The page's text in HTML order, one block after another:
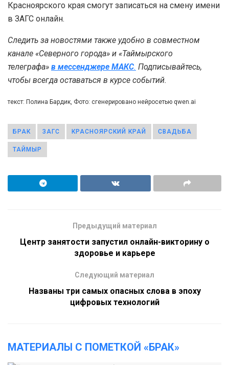
Красноярского края смогут записаться на смену имени
в ЗАГС онлайн.
Следить за новостями также удобно в совместном
канале «Северного города» и «Таймырского
телеграфа» в мессенджере MAКС. Подписывайтесь,
чтобы всегда оставаться в курсе событий.
текст: Полина Бардик, Фото: сгенерировано нейросетью qwen.ai
БРАК ЗАГС КРАСНОЯРСКИЙ КРАЙ СВАДЬБА
ТАЙМЫР
Предыдущий материал
Центр занятости запустил онлайн-викторину о
здоровье и карьере
Следующий материал
Названы три самых опасных слова в эпоху
цифровых технологий
МАТЕРИАЛЫ С ПОМЕТКОЙ «БРАК»